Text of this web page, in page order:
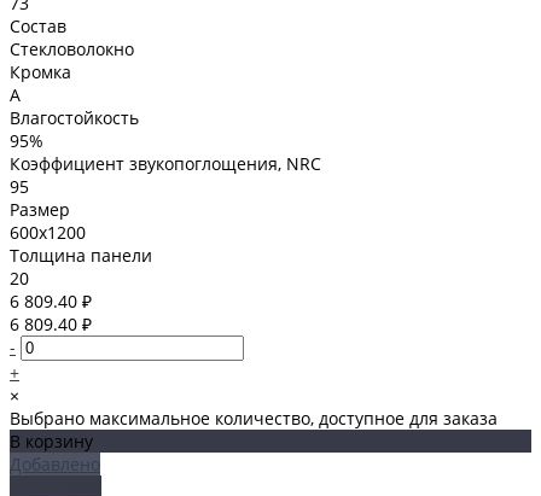
Состав
Стекловолокно
Кромка
A
Влагостойкость
95%
Коэффициент звукопоглощения, NRC
95
Размер
600x1200
Толщина панели
20
6 809.40 ₽
6 809.40 ₽
-
+
×
Выбрано максимальное количество, доступное для заказа
В корзину
Добавлено